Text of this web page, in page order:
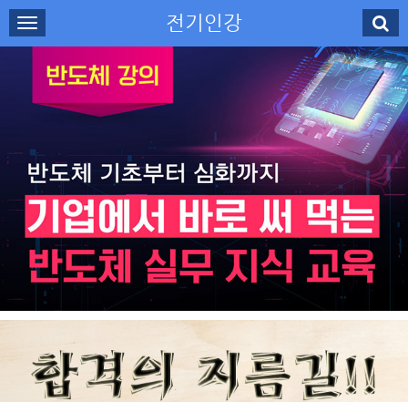
전기인강
로그인
수강신청
강사소개
고객센터
무료강의